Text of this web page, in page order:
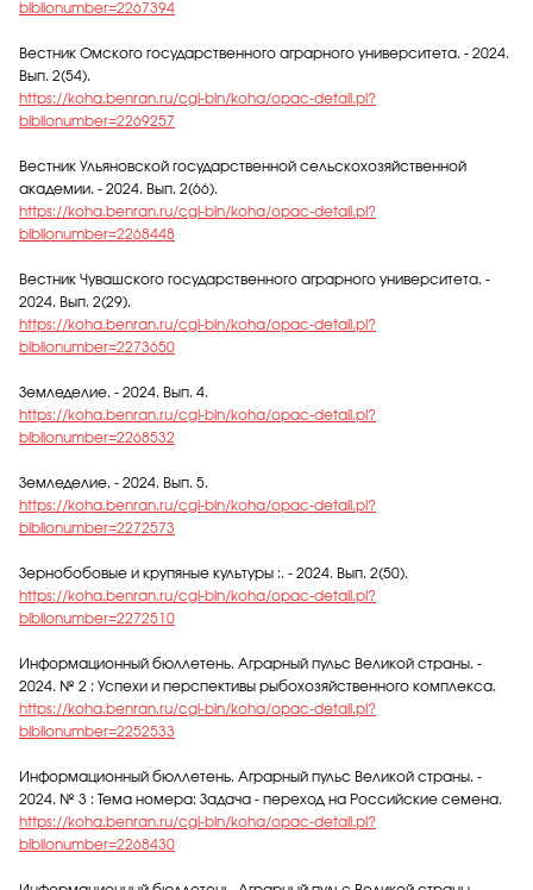
biblionumber=2267394
Вестник Омского государственного аграрного университета. - 2024.
Вып. 2(54).
https://koha.benran.ru/cgi-bin/koha/opac-detail.pl?
biblionumber=2269257
Вестник Ульяновской государственной сельскохозяйственной
академии. - 2024. Вып. 2(66).
https://koha.benran.ru/cgi-bin/koha/opac-detail.pl?
biblionumber=2268448
Вестник Чувашского государственного аграрного университета. -
2024. Вып. 2(29).
https://koha.benran.ru/cgi-bin/koha/opac-detail.pl?
biblionumber=2273650
Земледелие. - 2024. Вып. 4.
https://koha.benran.ru/cgi-bin/koha/opac-detail.pl?
biblionumber=2268532
Земледелие. - 2024. Вып. 5.
https://koha.benran.ru/cgi-bin/koha/opac-detail.pl?
biblionumber=2272573
Зернобобовые и крупяные культуры :. - 2024. Вып. 2(50).
https://koha.benran.ru/cgi-bin/koha/opac-detail.pl?
biblionumber=2272510
Информационный бюллетень. Аграрный пульс Великой страны. -
2024. № 2 : Успехи и перспективы рыбохозяйственного комплекса.
https://koha.benran.ru/cgi-bin/koha/opac-detail.pl?
biblionumber=2252533
Информационный бюллетень. Аграрный пульс Великой страны. -
2024. № 3 : Тема номера: Задача - переход на Российские семена.
https://koha.benran.ru/cgi-bin/koha/opac-detail.pl?
biblionumber=2268430